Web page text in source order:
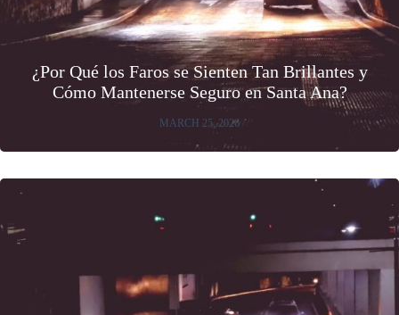
¿Por Qué los Faros se Sienten Tan Brillantes y
Cómo Mantenerse Seguro en Santa Ana?
MARCH 25, 2026